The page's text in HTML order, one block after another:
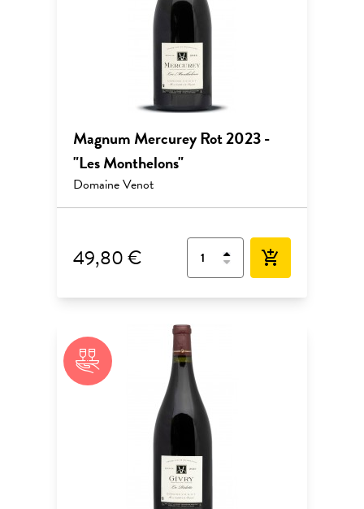
Magnum Mercurey Rot 2023 -
"Les Monthelons"
Domaine Venot
49,80 € add_shopping_cart